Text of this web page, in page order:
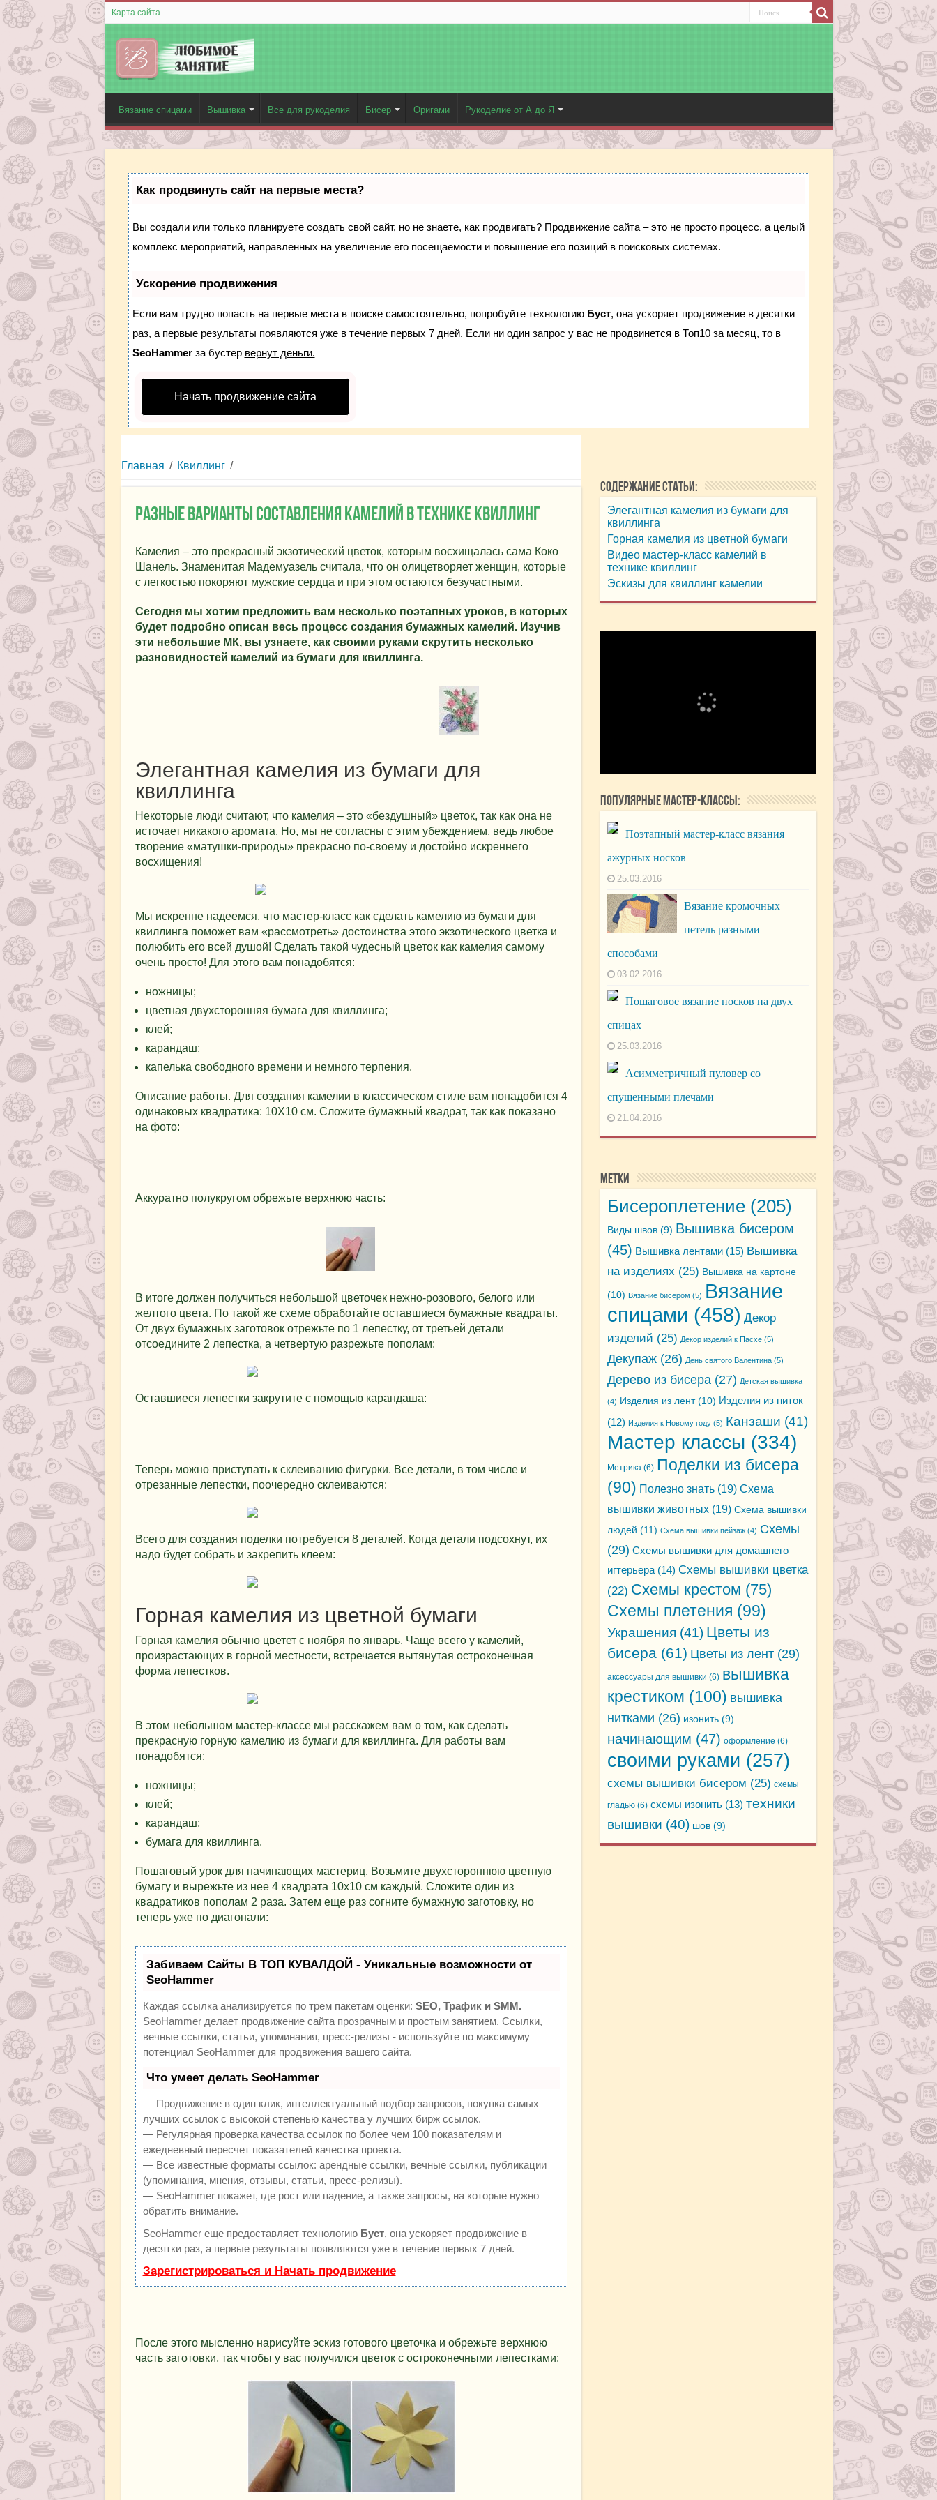
Карта сайта
Вязание спицами Вышивка Все для рукоделия Бисер Оригами Рукоделие от А до Я
Как продвинуть сайт на первые места?
Вы создали или только планируете создать свой сайт, но не знаете, как продвигать? Продвижение сайта – это не просто процесс, а целый
комплекс мероприятий, направленных на увеличение его посещаемости и повышение его позиций в поисковых системах.
Ускорение продвижения
Если вам трудно попасть на первые места в поиске самостоятельно, попробуйте технологию Буст, она ускоряет продвижение в десятки
раз, а первые результаты появляются уже в течение первых 7 дней. Если ни один запрос у вас не продвинется в Топ10 за месяц, то в
SeoHammerза бустер вернут деньги.
Начать продвижение сайта
Главная / Квиллинг /
Разные варианты составления камелий в технике квиллинг
Камелия – это прекрасный экзотический цветок, которым восхищалась сама Коко
Шанель. Знаменитая Мадемуазель считала, что он олицетворяет женщин, которые
с легкостью покоряют мужские сердца и при этом остаются безучастными.
Сегодня мы хотим предложить вам несколько поэтапных уроков, в которых
будет подробно описан весь процесс создания бумажных камелий. Изучив
эти небольшие МК, вы узнаете, как своими руками скрутить несколько
разновидностей камелий из бумаги для квиллинга.
Элегантная камелия из бумаги для
квиллинга
Некоторые люди считают, что камелия – это «бездушный» цветок, так как она не
источает никакого аромата. Но, мы не согласны с этим убеждением, ведь любое
творение «матушки-природы» прекрасно по-своему и достойно искреннего
восхищения!
Мы искренне надеемся, что мастер-класс как сделать камелию из бумаги для
квиллинга поможет вам «рассмотреть» достоинства этого экзотического цветка и
полюбить его всей душой! Сделать такой чудесный цветок как камелия самому
очень просто! Для этого вам понадобятся:
ножницы;
цветная двухсторонняя бумага для квиллинга;
клей;
карандаш;
капелька свободного времени и немного терпения.
Описание работы. Для создания камелии в классическом стиле вам понадобится 4
одинаковых квадратика: 10Х10 см. Сложите бумажный квадрат, так как показано
на фото:
Аккуратно полукругом обрежьте верхнюю часть:
В итоге должен получиться небольшой цветочек нежно-розового, белого или
желтого цвета. По такой же схеме обработайте оставшиеся бумажные квадраты.
От двух бумажных заготовок отрежьте по 1 лепестку, от третьей детали
отсоедините 2 лепестка, а четвертую разрежьте пополам:
Оставшиеся лепестки закрутите с помощью карандаша:
Теперь можно приступать к склеиванию фигурки. Все детали, в том числе и
отрезанные лепестки, поочередно склеиваются:
Всего для создания поделки потребуется 8 деталей. Когда детали подсохнут, их
надо будет собрать и закрепить клеем:
Горная камелия из цветной бумаги
Горная камелия обычно цветет с ноября по январь. Чаще всего у камелий,
произрастающих в горной местности, встречается вытянутая остроконечная
форма лепестков.
В этом небольшом мастер-классе мы расскажем вам о том, как сделать
прекрасную горную камелию из бумаги для квиллинга. Для работы вам
понадобятся:
ножницы;
клей;
карандаш;
бумага для квиллинга.
Пошаговый урок для начинающих мастериц. Возьмите двухстороннюю цветную
бумагу и вырежьте из нее 4 квадрата 10х10 см каждый. Сложите один из
квадратиков пополам 2 раза. Затем еще раз согните бумажную заготовку, но
теперь уже по диагонали:
Забиваем Сайты В ТОП КУВАЛДОЙ - Уникальные возможности от
SeoHammer
Каждая ссылка анализируется по трем пакетам оценки: SEO, Трафик и SMM.
SeoHammer делает продвижение сайта прозрачным и простым занятием. Ссылки,
вечные ссылки, статьи, упоминания, пресс-релизы - используйте по максимуму
потенциал SeoHammer для продвижения вашего сайта.
Что умеет делать SeoHammer
— Продвижение в один клик, интеллектуальный подбор запросов, покупка самых
лучших ссылок с высокой степенью качества у лучших бирж ссылок.
— Регулярная проверка качества ссылок по более чем 100 показателям и
ежедневный пересчет показателей качества проекта.
— Все известные форматы ссылок: арендные ссылки, вечные ссылки, публикации
(упоминания, мнения, отзывы, статьи, пресс-релизы).
— SeoHammer покажет, где рост или падение, а также запросы, на которые нужно
обратить внимание.
SeoHammer еще предоставляет технологию Буст, она ускоряет продвижение в
десятки раз, а первые результаты появляются уже в течение первых 7 дней.
Зарегистрироваться и Начать продвижение
После этого мысленно нарисуйте эскиз готового цветочка и обрежьте верхнюю
часть заготовки, так чтобы у вас получился цветок с остроконечными лепестками:
Содержание статьи:
Элегантная камелия из бумаги для
квиллинга
Горная камелия из цветной бумаги
Видео мастер-класс камелий в
технике квиллинг
Эскизы для квиллинг камелии
Популярные мастер-классы:
Поэтапный мастер-класс вязания
ажурных носков
25.03.2016
Вязание кромочных
петель разными
способами
03.02.2016
Пошаговое вязание носков на двух
спицах
25.03.2016
Асимметричный пуловер со
спущенными плечами
21.04.2016
Метки
Бисероплетение(205)
Виды швов(9) Вышивка бисером
(45) Вышивка лентами(15) Вышивка
на изделиях (25) Вышивка на картоне
(10) Вязание бисером (5) Вязание
спицами (458) Декор
изделий (25) Декор изделий к Пасхе(5)
Декупаж(26) День святого Валентина(5)
Дерево из бисера(27) Детская вышивка
(4) Изделия из лент(10) Изделия из ниток
(12) Изделия к Новому году(5) Канзаши (41)
Мастер классы (334)
Метрика(6) Поделки из бисера
(90) Полезно знать(19) Схема
вышивки животных(19) Схема вышивки
людей (11) Схема вышивки пейзаж(4) Схемы
(29) Схемы вышивки для домашнего
игтерьера(14) Схемы вышивки цветка
(22) Схемы крестом (75)
Схемы плетения (99)
Украшения (41) Цветы из
бисера(61) Цветы из лент(29)
аксессуары для вышивки (6) вышивка
крестиком (100) вышивка
нитками (26) изонить(9)
начинающим (47) оформление (6)
своими руками (257)
схемы вышивки бисером (25) схемы
гладью(6) схемы изонить(13) техники
вышивки (40) шов(9)